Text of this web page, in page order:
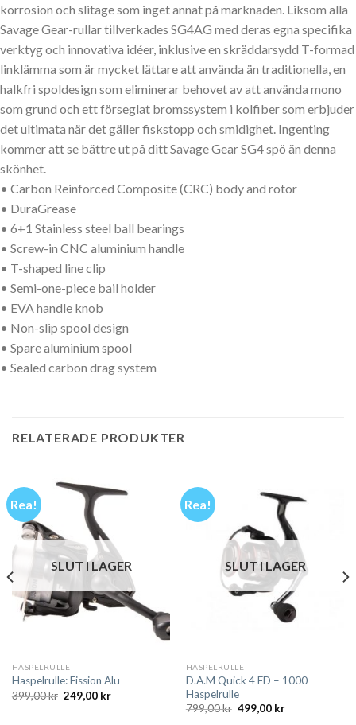
korrosion och slitage som inget annat på marknaden. Liksom alla
Savage Gear-rullar tillverkades SG4AG med deras egna specifika
verktyg och innovativa idéer, inklusive en skräddarsydd T-formad
linklämma som är mycket lättare att använda än traditionella, en
halkfri spoldesign som eliminerar behovet av att använda mono
som grund och ett förseglat bromssystem i kolfiber som erbjuder
det ultimata när det gäller fiskstopp och smidighet. Ingenting
kommer att se bättre ut på ditt Savage Gear SG4 spö än denna
skönhet.
• Carbon Reinforced Composite (CRC) body and rotor
• DuraGrease
• 6+1 Stainless steel ball bearings
• Screw-in CNC aluminium handle
• T-shaped line clip
• Semi-one-piece bail holder
• EVA handle knob
• Non-slip spool design
• Spare aluminium spool
• Sealed carbon drag system
RELATERADE PRODUKTER
Rea!
SLUT I LAGER
HASPELRULLE
Haspelrulle: Fission Alu
399,00kr Det
ursprungliga
249,00 krDet
Rea!
SLUT I LAGER
HASPELRULLE
D.A.M Quick 4 FD – 1000
Haspelrulle
799,00kr Det
ursprungliga
499,00 krDet